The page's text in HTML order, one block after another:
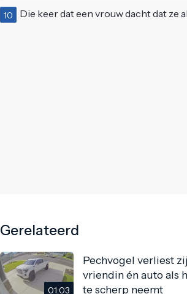
10 Die keer dat een vrouw dacht dat ze alle iPhones wel
Gerelateerd
01:03
Pechvogel verliest
vriendin én auto als
te scherp neemt